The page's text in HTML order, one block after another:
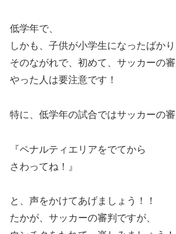
低学年で、
しかも、子供が小学生になったばかり
そのながれで、初めて、サッカーの
やった人は要注意です！
特に、低学年の試合ではサッカーの
『ペナルティエリアをでてから
さわってね！』
と、声をかけてあげましょう！！
たかが、サッカーの審判ですが、